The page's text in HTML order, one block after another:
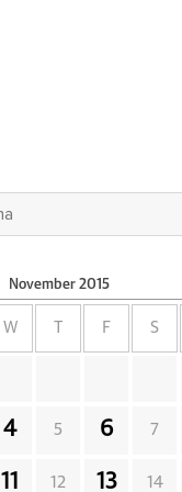
November 2015
W F S
4 5 6 7
11 12 13 14